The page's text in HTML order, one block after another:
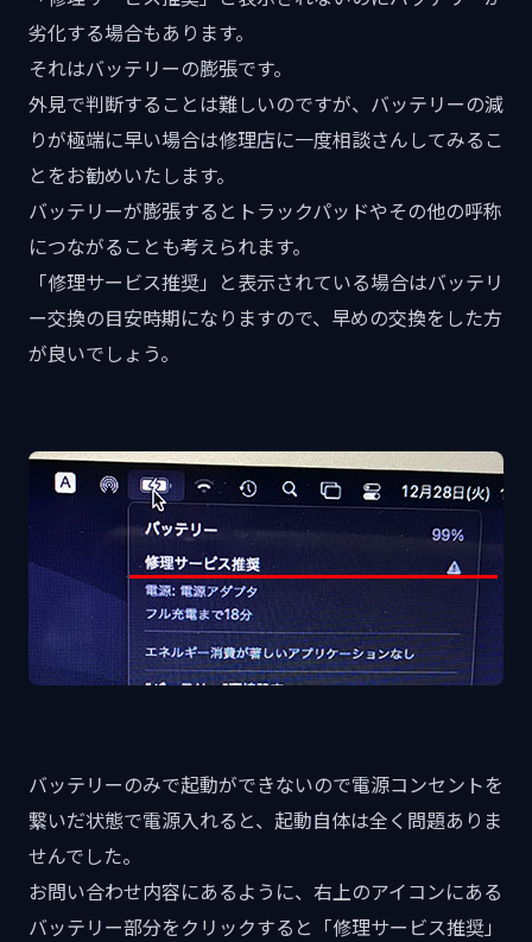
劣化する場合もあります。
それはバッテリーの膨張です。
外見で判断することは難しいのですが、バッテリーの減
りが極端に早い場合は修理店に一度相談さんしてみるこ
とをお勧めいたします。
バッテリーが膨張するとトラックパッドやその他の呼称
につながることも考えられます。
「修理サービス推奨」と表示されている場合はバッテリ
ー交換の目安時期になりますので、早めの交換をした方
が良いでしょう。
バッテリーのみで起動ができないので電源コンセントを
繋いだ状態で電源入れると、起動自体は全く問題ありま
せんでした。
お問い合わせ内容にあるように、右上のアイコンにある
バッテリー部分をクリックすると「修理サービス推奨」